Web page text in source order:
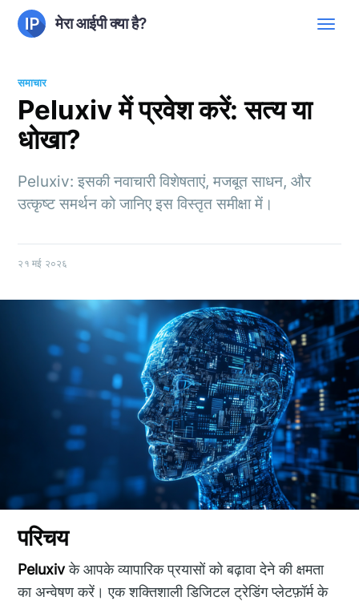
मेरा आईपी क्या है?
समाचार
Peluxiv में प्रवेश करें: सत्य या
धोखा?
Peluxiv: इसकी नवाचारी विशेषताएं, मजबूत साधन, और
उत्कृष्ट समर्थन को जानिए इस विस्तृत समीक्षा में।
२१ मई २०२६
परिचय
Peluxivके आपके व्यापारिक प्रयासों को बढ़ावा देने की क्षमता
का अन्वेषण करें। एक शक्तिशाली डिजिटल ट्रेडिंग प्लेटफ़ॉर्म के